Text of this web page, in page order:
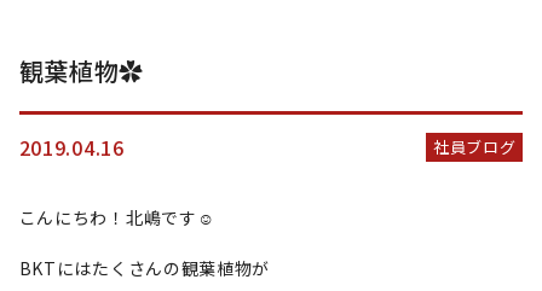
観葉植物✿
2019.04.16 社員ブログ
こんにちわ！北嶋です☺︎
BKTにはたくさんの観葉植物が